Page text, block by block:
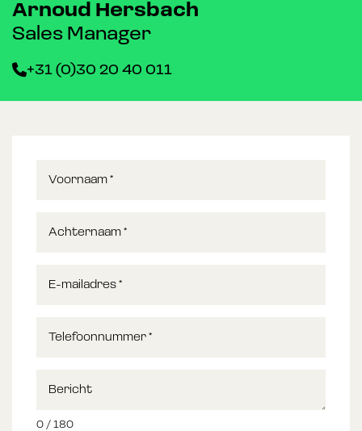
Arnoud Hersbach
Sales Manager
+31 (0)30 20 40 011
Voornaam *
Achternaam *
E-mailadres *
Telefoonnummer *
Bericht
0 / 180